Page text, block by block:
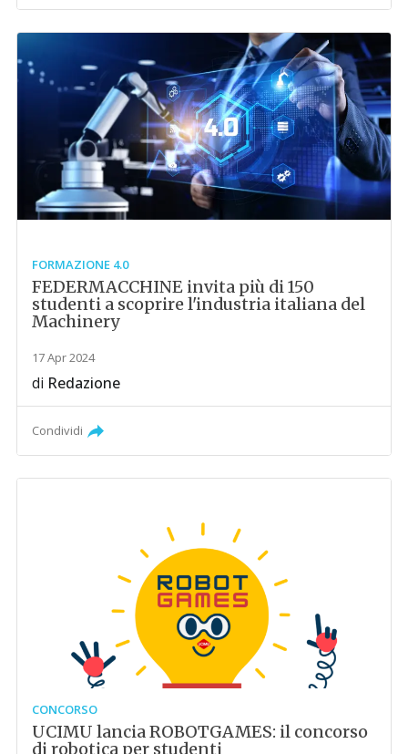
FORMAZIONE 4.0
FEDERMACCHINE invita più di 150
studenti a scoprire l'industria italiana del
Machinery
17 Apr 2024
di Redazione
Condividi
CONCORSO
UCIMU lancia ROBOTGAMES: il concorso
di robotica per studenti